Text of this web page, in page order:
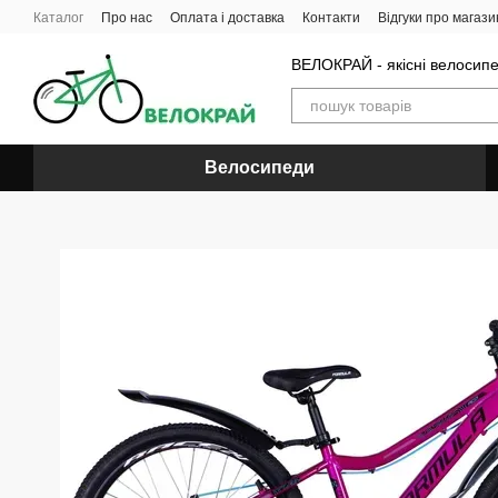
Перейти до основного контенту
Каталог Про нас Оплата і доставка Контакти Відгуки про
ВЕЛОКРАЙ - якісні
Велосипеди